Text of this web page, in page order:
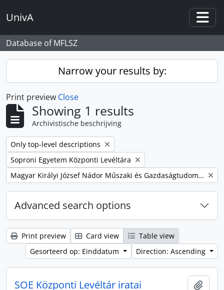
UnivA
Database of MFLSZ
Narrow your results by:
Print preview Close
Showing 1 results
Archivistische beschrijving
Remove filter:
Only top-level descriptions
Remove filter:
Soproni Egyetem Központi Levéltára
Remove filter:
Magyar Királyi József Nádor Műszaki és Gazdaságtudományi Egyetem Bánya-, Kohó- és Erdőmérnöki Kar
Advanced search options
Print preview Card view
Table view
Gesorteerd op: Einddatum
Direction: Ascending
SOE Központi Levéltár iratai